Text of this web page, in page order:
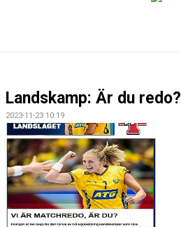
KALENDER
KONTAKT
SPONSORER
Landskamp: Är du redo?
2023-11-23 10:19